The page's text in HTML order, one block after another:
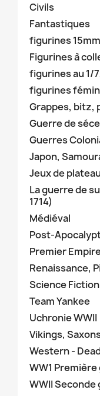
Civils
Fantastiques
figurines 15mm
Figurines à
figurines au 1/
figurines
Grappes, bitz,
Guerre de
Guerres
Japon,
Jeux de
La guerre de
1714)
Médiéval
Post-
Premier
Renaissance,
Science Fiction
Team Yankee
Uchronie WWII
Vikings,
Western -
WW1
WWII